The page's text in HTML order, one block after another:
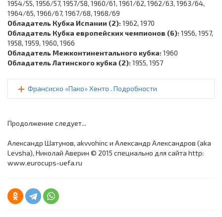
1954/55, 1956/57, 1957/58, 1960/61, 1961/62, 1962/63, 1963/64,
1964/65, 1966/67, 1967/68, 1968/69
Обладатель Кубка Испании (2): 1962, 1970
Обладатель Кубка европейских чемпионов (6): 1956, 1957,
1958, 1959, 1960, 1966
Обладатель Межконтинентального кубка: 1960
Обладатель Латинского кубка (2): 1955, 1957
Франсиско «Пако» Хенто . Подробности
Продолжение следует...
Александр Шатунов, akvvohinc и Александр Александров (aka
Levsha), Николай Аверин © 2015 специально для сайта http:
www.eurocups-uefa.ru